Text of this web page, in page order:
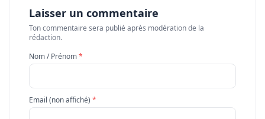
Laisser un commentaire
Ton commentaire sera publié après modération de la
rédaction.
Nom / Prénom*
Email (non affiché) *